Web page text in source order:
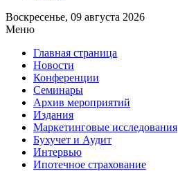
Воскресенье, 09 августа 2026
Меню
Главная страница
Новости
Конференции
Семинары
Архив мероприятий
Издания
Маркетинговые исследования
Бухучет и Аудит
Интервью
Ипотечное страхование